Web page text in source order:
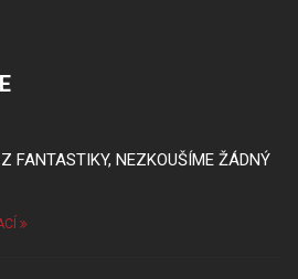
FANTASTIKY, NEZKOUŠÍME ŽÁDNÝ